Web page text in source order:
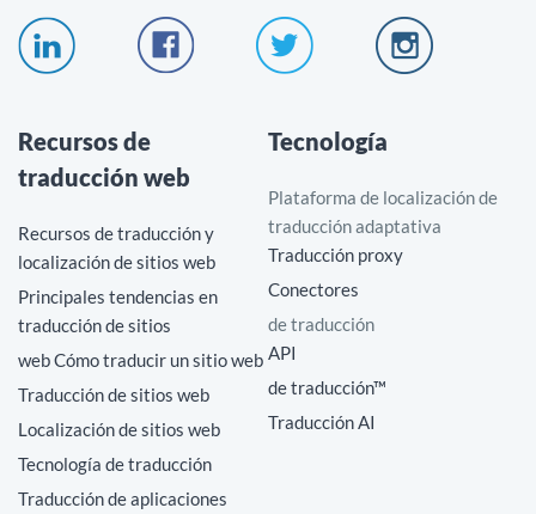
Recursos de
traducción web
Recursos de traducción y
localización de sitios web
Principales tendencias en
traducción de sitios
web Cómo traducir un sitio web
Traducción de sitios web
Localización de sitios web
Tecnología de traducción
Traducción de aplicaciones
Tecnología
Plataforma de localización de
traducción adaptativa
Traducción proxy
Conectores
de traducción
API
de traducción™
Traducción AI